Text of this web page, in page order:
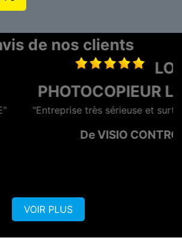
de nos clients
LOCATION
LA ROCHELLE
et surtout rapide et efficace"
CONTROL OUEST
VOIR PLUS